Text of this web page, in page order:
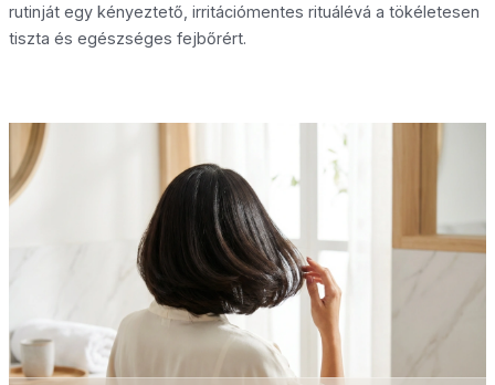
rutinját egy kényeztető, irritációmentes rituálévá a tökéletesen
tiszta és egészséges fejbőrért.